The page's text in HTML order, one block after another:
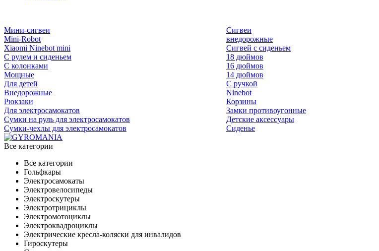
Мини-сигвеи
Mini-Robot
Xiaomi Ninebot mini
Сигвеи
внедорожные
Сигвей с сиденьем
С рулем и сиденьем
С колонками
Мощные
Для детей
Внедорожные
18 дюймов
16 дюймов
14 дюймов
С ручкой
Ninebot
Рюкзаки
Для электросамокатов
Сумки на руль для электросамокатов
Сумки-чехлы для электросамокатов
Корзины
Замки противоугонные
Детские аксессуары
Сиденье
Все категории
Все категории
Гольфкары
Электросамокаты
Электровелосипеды
Электроскутеры
Электротрициклы
Электромотоциклы
Электроквадроциклы
Электрические кресла-коляски для инвалидов
Гироскутеры